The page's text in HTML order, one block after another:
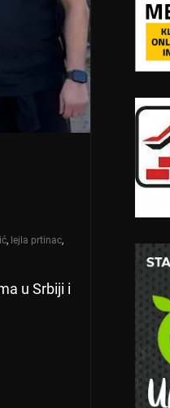
, lejla prtinac,
u Srbiji i